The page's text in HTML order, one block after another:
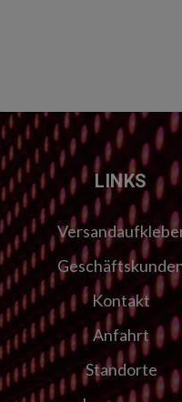
LINKS
Kontakt
Anfahrt
Standorte